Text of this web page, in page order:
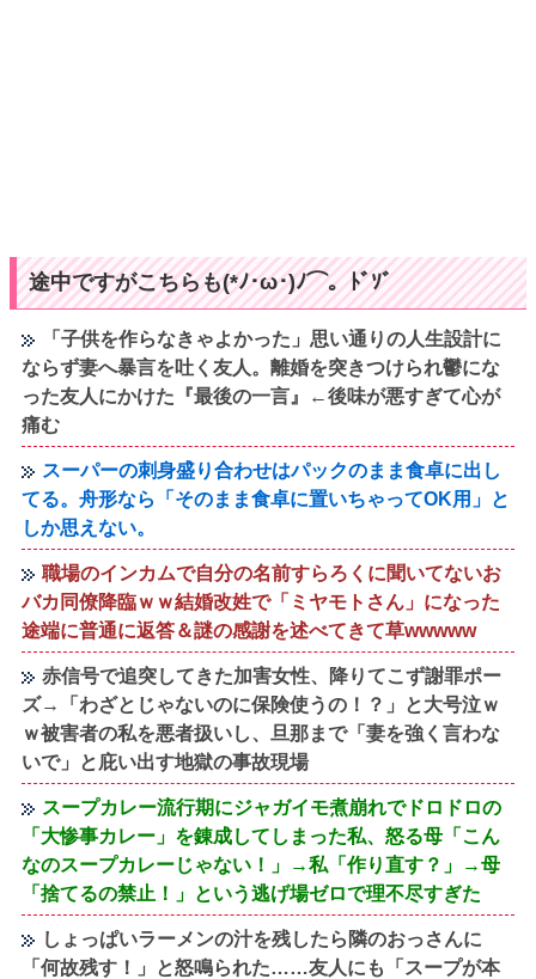
途中ですがこちらも(*ﾉ･ω･)ﾉ⌒。ﾄﾞｿﾞ
「子供を作らなきゃよかった」思い通りの人生設計に
ならず妻へ暴言を吐く友人。離婚を突きつけられ鬱にな
った友人にかけた『最後の一言』←後味が悪すぎて心が
痛む
スーパーの刺身盛り合わせはパックのまま食卓に出し
てる。舟形なら「そのまま食卓に置いちゃってOK用」と
しか思えない。
職場のインカムで自分の名前すらろくに聞いてないお
バカ同僚降臨ｗｗ結婚改姓で「ミヤモトさん」になった
途端に普通に返答＆謎の感謝を述べてきて草wwwww
赤信号で追突してきた加害女性、降りてこず謝罪ポー
ズ→「わざとじゃないのに保険使うの！？」と大号泣ｗ
ｗ被害者の私を悪者扱いし、旦那まで「妻を強く言わな
いで」と庇い出す地獄の事故現場
スープカレー流行期にジャガイモ煮崩れでドロドロの
「大惨事カレー」を錬成してしまった私、怒る母「こん
なのスープカレーじゃない！」→私「作り直す？」→母
「捨てるの禁止！」という逃げ場ゼロで理不尽すぎた
しょっぱいラーメンの汁を残したら隣のおっさんに
「何故残す！」と怒鳴られた……友人にも「スープが本